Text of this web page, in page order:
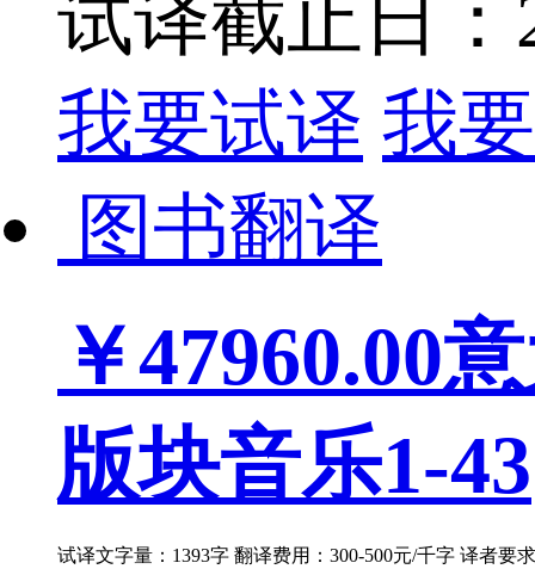
试译截止日：
我要试译 我
图书翻译
￥47960.00
版块音乐1-43
试译文字量：1393字 翻译费用：300-500元/千字 译者要